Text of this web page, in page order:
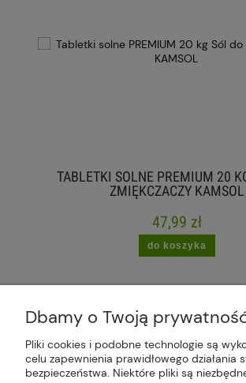
TABLETKI SOLNE PREMIUM 20
ZMIĘKCZACZY KAMSOL
47,99 zł
do koszyka
Plus Market Sp. z o.o. | Zakręcie
Krasnystaw, woj. lubelskie |
Dbamy o Twoją
Pliki cookies i podobne technologie są
celu zapewnienia prawidłowego działania
bezpieczeństwa. Niektóre pliki są